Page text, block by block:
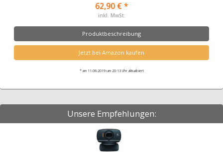
62,90 € *
inkl. MwSt.
Produktbeschreibung
Jetzt bei Amazon kaufen
* am 11.08.2019 um 20:13 Uhr aktualisiert
Unsere Empfehlungen: